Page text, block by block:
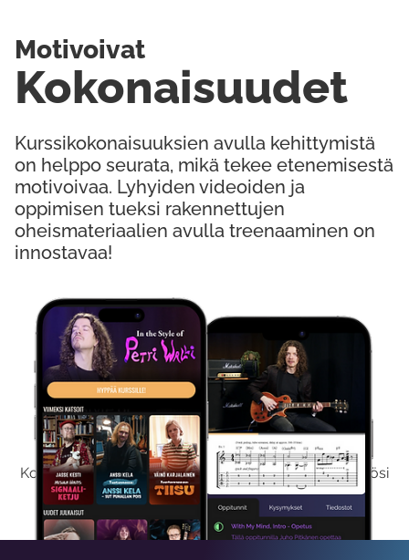
Kokeile Ilmaiseksi
Kokeilemalla ilmaiseksi saat koko sisältömme käyttöösi
viikon ajaksi.
Kurssikokonaisuuksien avulla kehittymistä
on helppo seurata, mikä tekee etenemisestä
motivoivaa. Lyhyiden videoiden ja
oppimisen tueksi rakennettujen
oheismateriaalien avulla treenaaminen on
innostavaa!
Kokonaisuudet
Motivoivat